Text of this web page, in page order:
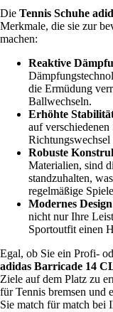
Die Tennis Schuhe
Merkmale, die sie zur
machen:
Reaktive
die Ermüdung
Ballwechseln.
Erhöhte
auf
Robuste
Materialien, sind
standzuhalten,
regelmäßige
Modernes Design
nicht nur Ihre
Sportoutfit einen
Egal, ob Sie ein Profi-
adidas Barricade 14
Ziele auf dem Platz zu
für Tennis bremsen und
Sie match für match bei